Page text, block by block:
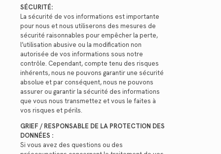
SÉCURITÉ:
La sécurité de vos informations est importante
pour nous et nous utiliserons des mesures de
sécurité raisonnables pour empêcher la perte,
l’utilisation abusive ou la modification non
autorisée de vos informations sous notre
contrôle. Cependant, compte tenu des risques
inhérents, nous ne pouvons garantir une sécurité
absolue et par conséquent, nous ne pouvons
assurer ou garantir la sécurité des informations
que vous nous transmettez et vous le faites à
vos risques et périls.
GRIEF / RESPONSABLE DE LA PROTECTION DES
DONNÉES :
Si vous avez des questions ou des